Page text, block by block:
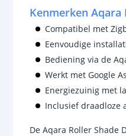
Kenmerken
Compatibel met
Eenvoudige
Bediening via de
Werkt met Google
Energiezuinig met
Inclusief draadloze
De Aqara Roller Shade